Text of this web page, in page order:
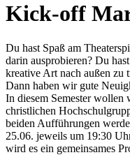
Kick-off
Du hast Spaß am
darin ausprobieren? Du
kreative Art nach außen zu
Dann haben wir gute
In diesem Semester wollen
christlichen
beiden Aufführungen
25.06. jeweils um 19:30
wird es ein gemeinsames